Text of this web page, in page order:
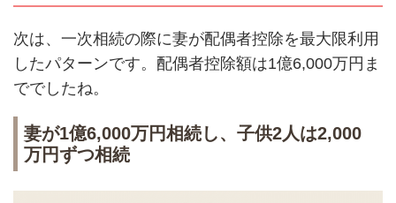
次は、一次相続の際に妻が配偶者控除を最大限利用
したパターンです。配偶者控除額は1億6,000万円ま
ででしたね。
妻が1億6,000万円相続し、子供2人は2,000
万円ずつ相続